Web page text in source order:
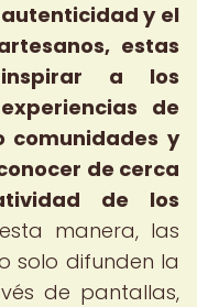
y el
estas
inspirar a los
de
comunidades y
de cerca
de los
manera, las
solo difunden la
de pantallas,